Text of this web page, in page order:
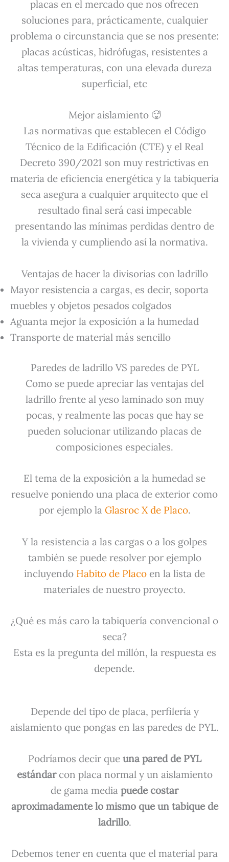
placas en el mercado que nos ofrecen
soluciones para, prácticamente, cualquier
problema o circunstancia que se nos presente:
placas acústicas, hidrófugas, resistentes a
altas temperaturas, con una elevada dureza
superficial, etc
Mejor aislamiento 🥵
Las normativas que establecen el Código
Técnico de la Edificación (CTE) y el Real
Decreto 390/2021 son muy restrictivas en
materia de eficiencia energética y la tabiquería
seca asegura a cualquier arquitecto que el
resultado final será casi impecable
presentando las mínimas perdidas dentro de
la vivienda y cumpliendo así la normativa.
Ventajas de hacer la divisorias con ladrillo
Mayor resistencia a cargas, es decir, soporta
muebles y objetos pesados colgados
Aguanta mejor la exposición a la humedad
Transporte de material más sencillo
Paredes de ladrillo VS paredes de PYL
Como se puede apreciar las ventajas del
ladrillo frente al yeso laminado son muy
pocas, y realmente las pocas que hay se
pueden solucionar utilizando placas de
composiciones especiales.
El tema de la exposición a la humedad se
resuelve poniendo una placa de exterior como
por ejemplo la Glasroc X de Placo.
Y la resistencia a las cargas o a los golpes
también se puede resolver por ejemplo
incluyendo Habito de Placo en la lista de
materiales de nuestro proyecto.
¿Qué es más caro la tabiquería convencional o
seca?
Esta es la pregunta del millón, la respuesta es
depende.
Depende del tipo de placa, perfilería y
aislamiento que pongas en las paredes de PYL.
Podríamos decir que una pared de PYL
estándarcon placa normal y un aislamiento
de gama media puede costar
aproximadamente lo mismo que un tabique de
ladrillo.
Debemos tener en cuenta que el material para